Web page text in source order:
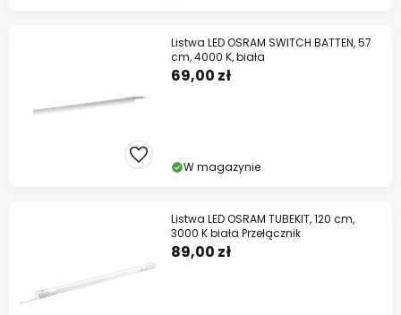
Listwa LED OSRAM SWITCH BATTEN, 57
cm, 4000 K, biała
69,00 zł
W magazynie
Listwa LED OSRAM TUBEKIT, 120 cm,
3000 K biała Przełącznik
89,00 zł